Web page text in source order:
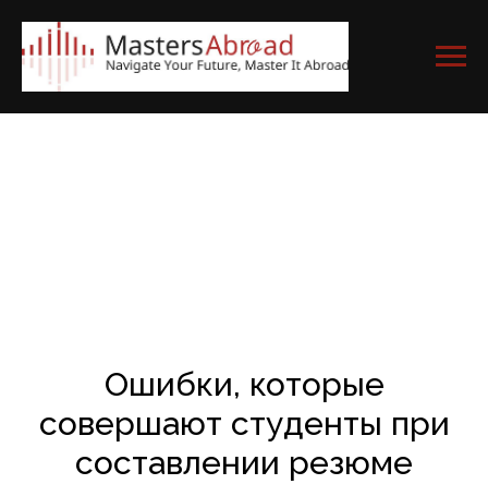
Ошибки, которые
совершают студенты при
составлении резюме